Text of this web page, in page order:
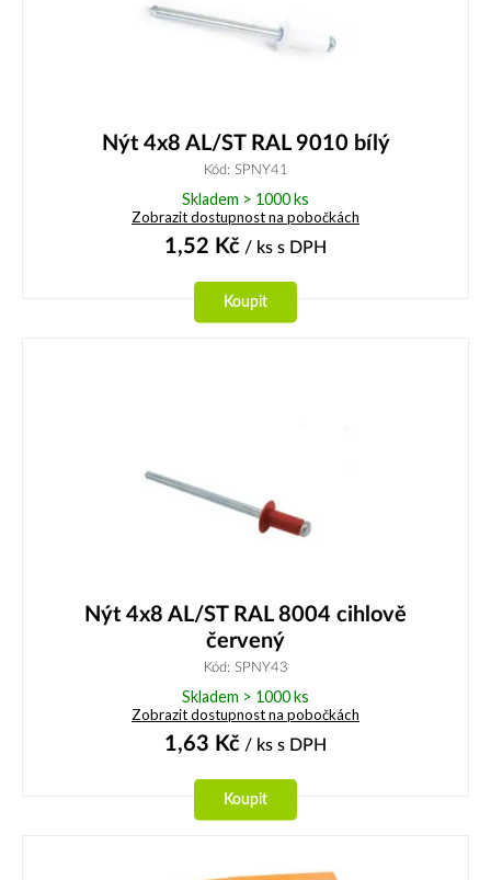
Nýt 4x8 AL/ST RAL 9010 bílý
Kód: SPNY41
Skladem > 1000 ks
Zobrazit dostupnost na pobočkách
1,52 Kč / ks s DPH
Koupit
Nýt 4x8 AL/ST RAL 8004 cihlově
červený
Kód: SPNY43
Skladem > 1000 ks
Zobrazit dostupnost na pobočkách
1,63 Kč / ks s DPH
Koupit